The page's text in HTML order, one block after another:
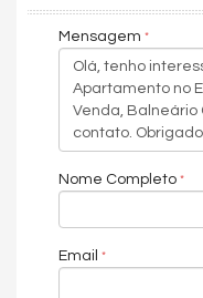
Mensagem
Nome Completo
Email